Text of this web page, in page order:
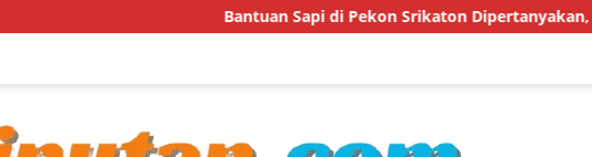
Bantuan Sapi di Pekon Srikaton Dipertanyakan, Diduga Digelapkan Ketua